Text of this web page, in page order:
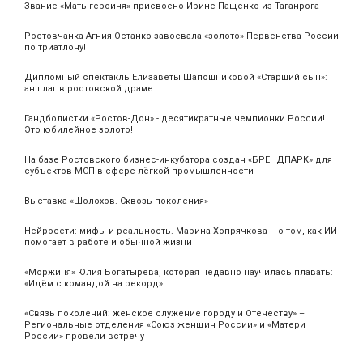
Звание «Мать‑героиня» присвоено Ирине Пащенко из Таганрога
Ростовчанка Агния Останко завоевала «золото» Первенства России
по триатлону!
Дипломный спектакль Елизаветы Шапошниковой «Старший сын»:
аншлаг в ростовской драме
Гандболистки «Ростов-Дон» - десятикратные чемпионки России!
Это юбилейное золото!
На базе Ростовского бизнес-инкубатора создан «БРЕНДПАРК» для
субъектов МСП в сфере лёгкой промышленности
Выставка «Шолохов. Сквозь поколения»
Нейросети: мифы и реальность. Марина Хопрячкова – о том, как ИИ
помогает в работе и обычной жизни
«Моржиня» Юлия Богатырёва, которая недавно научилась плавать:
«Идём с командой на рекорд»
«Связь поколений: женское служение городу и Отечеству» –
Региональные отделения «Союз женщин России» и «Матери
России» провели встречу